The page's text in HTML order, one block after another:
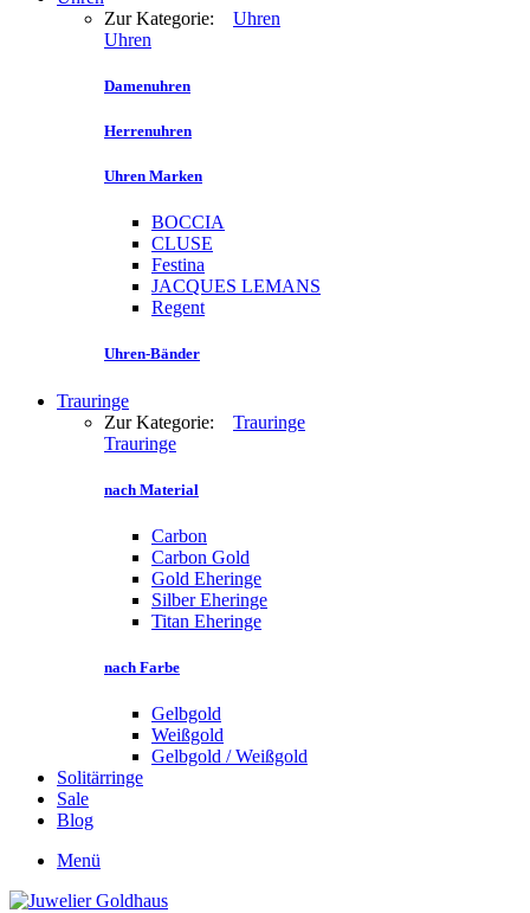
Zur Kategorie: Uhren
Uhren
Damenuhren
Herrenuhren
Uhren Marken
BOCCIA
CLUSE
Festina
JACQUES LEMANS
Regent
Uhren-Bänder
Trauringe
Zur Kategorie: Trauringe
Trauringe
nach Material
Carbon
Carbon Gold
Gold Eheringe
Silber Eheringe
Titan Eheringe
nach Farbe
Gelbgold
Weißgold
Gelbgold / Weißgold
Solitärringe
Sale
Blog
Menü